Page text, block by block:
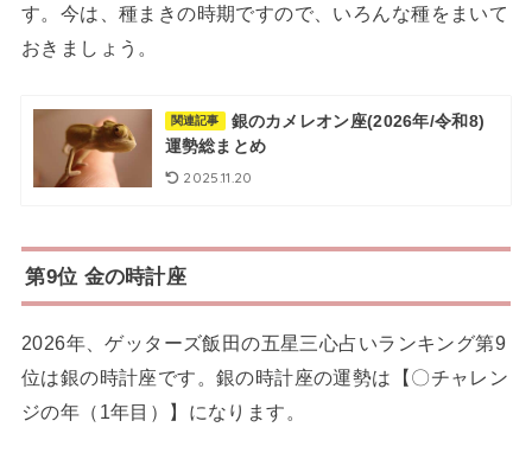
す。今は、種まきの時期ですので、いろんな種をまいて
おきましょう。
関連記事
銀のカメレオン座(2026年/令和8)
運勢総まとめ
2025.11.20
第9位 金の時計座
2026年、ゲッターズ飯田の五星三心占いランキング第9
位は銀の時計座です。銀の時計座の運勢は【〇チャレン
ジの年（1年目）】になります。